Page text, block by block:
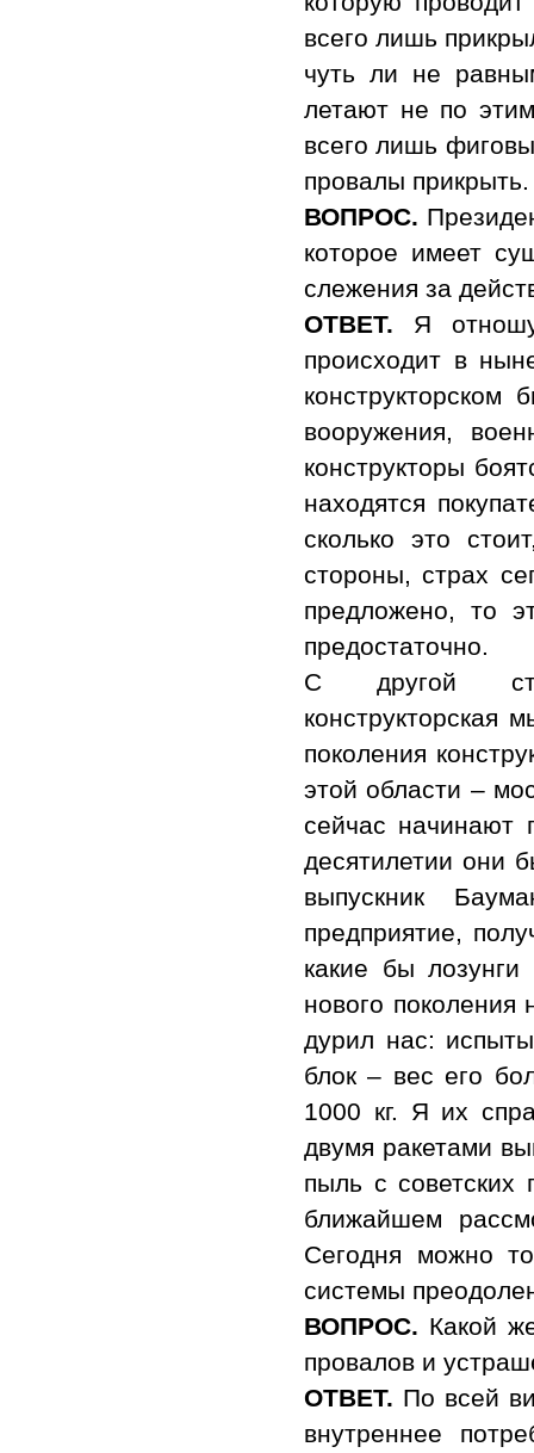
всего лишь
чуть ли не
летают не по
всего лишь
провалы прикрыть.
ВОПРОС.
которое имеет
слежения за
ОТВЕТ. Я
происходит в
конструкторском
вооружения,
конструкторы
находятся
сколько это
стороны, страх
предложено, то
предостаточно.
С другой
конструкторская
поколения
этой области –
сейчас начинают
десятилетии они
выпускник
предприятие,
какие бы
нового
дурил нас:
блок – вес его
1000 кг. Я их
двумя ракетами
пыль с
ближайшем
Сегодня можно
системы
ВОПРОС. Какой
провалов и
ОТВЕТ. По всей
внутреннее